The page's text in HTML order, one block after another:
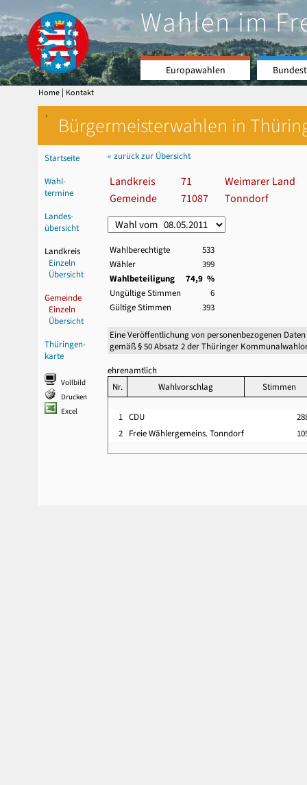
Wahlen im
Europawahlen
Home | Kontakt
` Bürgermeisterwahlen in
Startseite
Wahl-
termine
Landes-
übersicht
Landkreis
Einzeln
Übersicht
Gemeinde
Einzeln
Übersicht
Thüringen-
karte
Vollbild
Drucken
Excel
« zurück zur Übersicht
Landkreis 71
Weimarer Land
Gemeinde
71087 Tonndorf
Wahlberechtigte
533
Wähler
399
Wahlbeteiligung
74,9 %
Ungültige Stimmen
6
Gültige Stimmen
393
Eine Veröffentlichung von personenbezogenen
gemäß § 50 Absatz 2 der Thüringer
ehrenamtlich
Nr.
Wahlvorschlag Stimmen
1 CDU
2 Freie Wählergemeins. Tonndorf